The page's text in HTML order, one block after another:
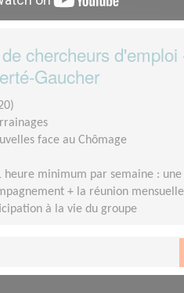
chercheurs d'emploi
Gaucher
face au Chômage
heure minimum par semaine :
+ la réunion
à la vie du groupe